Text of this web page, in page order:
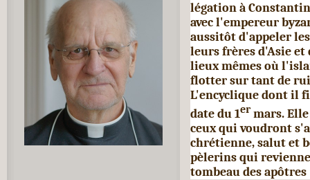
légation à
avec l'empereur
aussitôt d'appeler
leurs frères d'Asie
lieux mêmes où
flotter sur tant de
L'encyclique dont il
date du 1ermars. Elle
ceux qui voudront
chrétienne, salut et
pèlerins qui
tombeau des apôtres